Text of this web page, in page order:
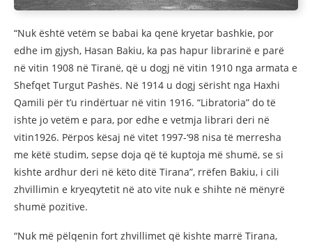
“Nuk është vetëm se babai ka qenë kryetar bashkie, por
edhe im gjysh, Hasan Bakiu, ka pas hapur librarinë e parë
në vitin 1908 në Tiranë, që u dogj në vitin 1910 nga armata e
Shefqet Turgut Pashës. Në 1914 u dogj sërisht nga Haxhi
Qamili për t’u rindërtuar në vitin 1916. “Libratoria” do të
ishte jo vetëm e para, por edhe e vetmja librari deri në
vitin1926. Përpos kësaj në vitet 1997-‘98 nisa të merresha
me këtë studim, sepse doja që të kuptoja më shumë, se si
kishte ardhur deri në këto ditë Tirana”, rrëfen Bakiu, i cili
zhvillimin e kryeqytetit në ato vite nuk e shihte në mënyrë
shumë pozitive.
“Nuk më pëlqenin fort zhvillimet që kishte marrë Tirana,